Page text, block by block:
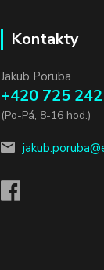
Kontakty
Jakub Poruba
+420 725
(Po-Pá, 8-16 hod.)